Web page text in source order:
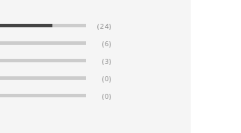
(24)
(6)
(3)
(0)
(0)